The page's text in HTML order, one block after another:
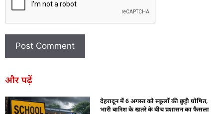
और पढ़ें
देहरादून में 6 अगस्त को स्कूलों की छुट्टी घोषित,
भारी बारिश के खतरे के बीच प्रशासन का फैसला